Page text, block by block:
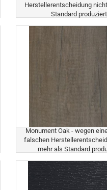
Herstellerentscheidung
Standard produziert
Monument Oak - wegen
falschen
mehr als Standard